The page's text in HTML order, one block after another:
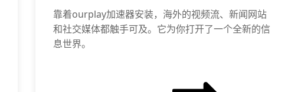
靠着ourplay加速器安装，海外的视频流、新闻网站
和社交媒体都触手可及。它为你打开了一个全新的信
息世界。